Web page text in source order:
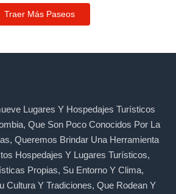
Traer Más Paseos
Lugares Y Hospedajes Turísticos
Que Son Poco Conocidos Por La
Queremos Brindar Una Herramienta
Hospedajes Y Lugares Turísticos,
Propias, Su Entorno Y Clima,
Cultura Y Tradiciones, Que Rodean Y